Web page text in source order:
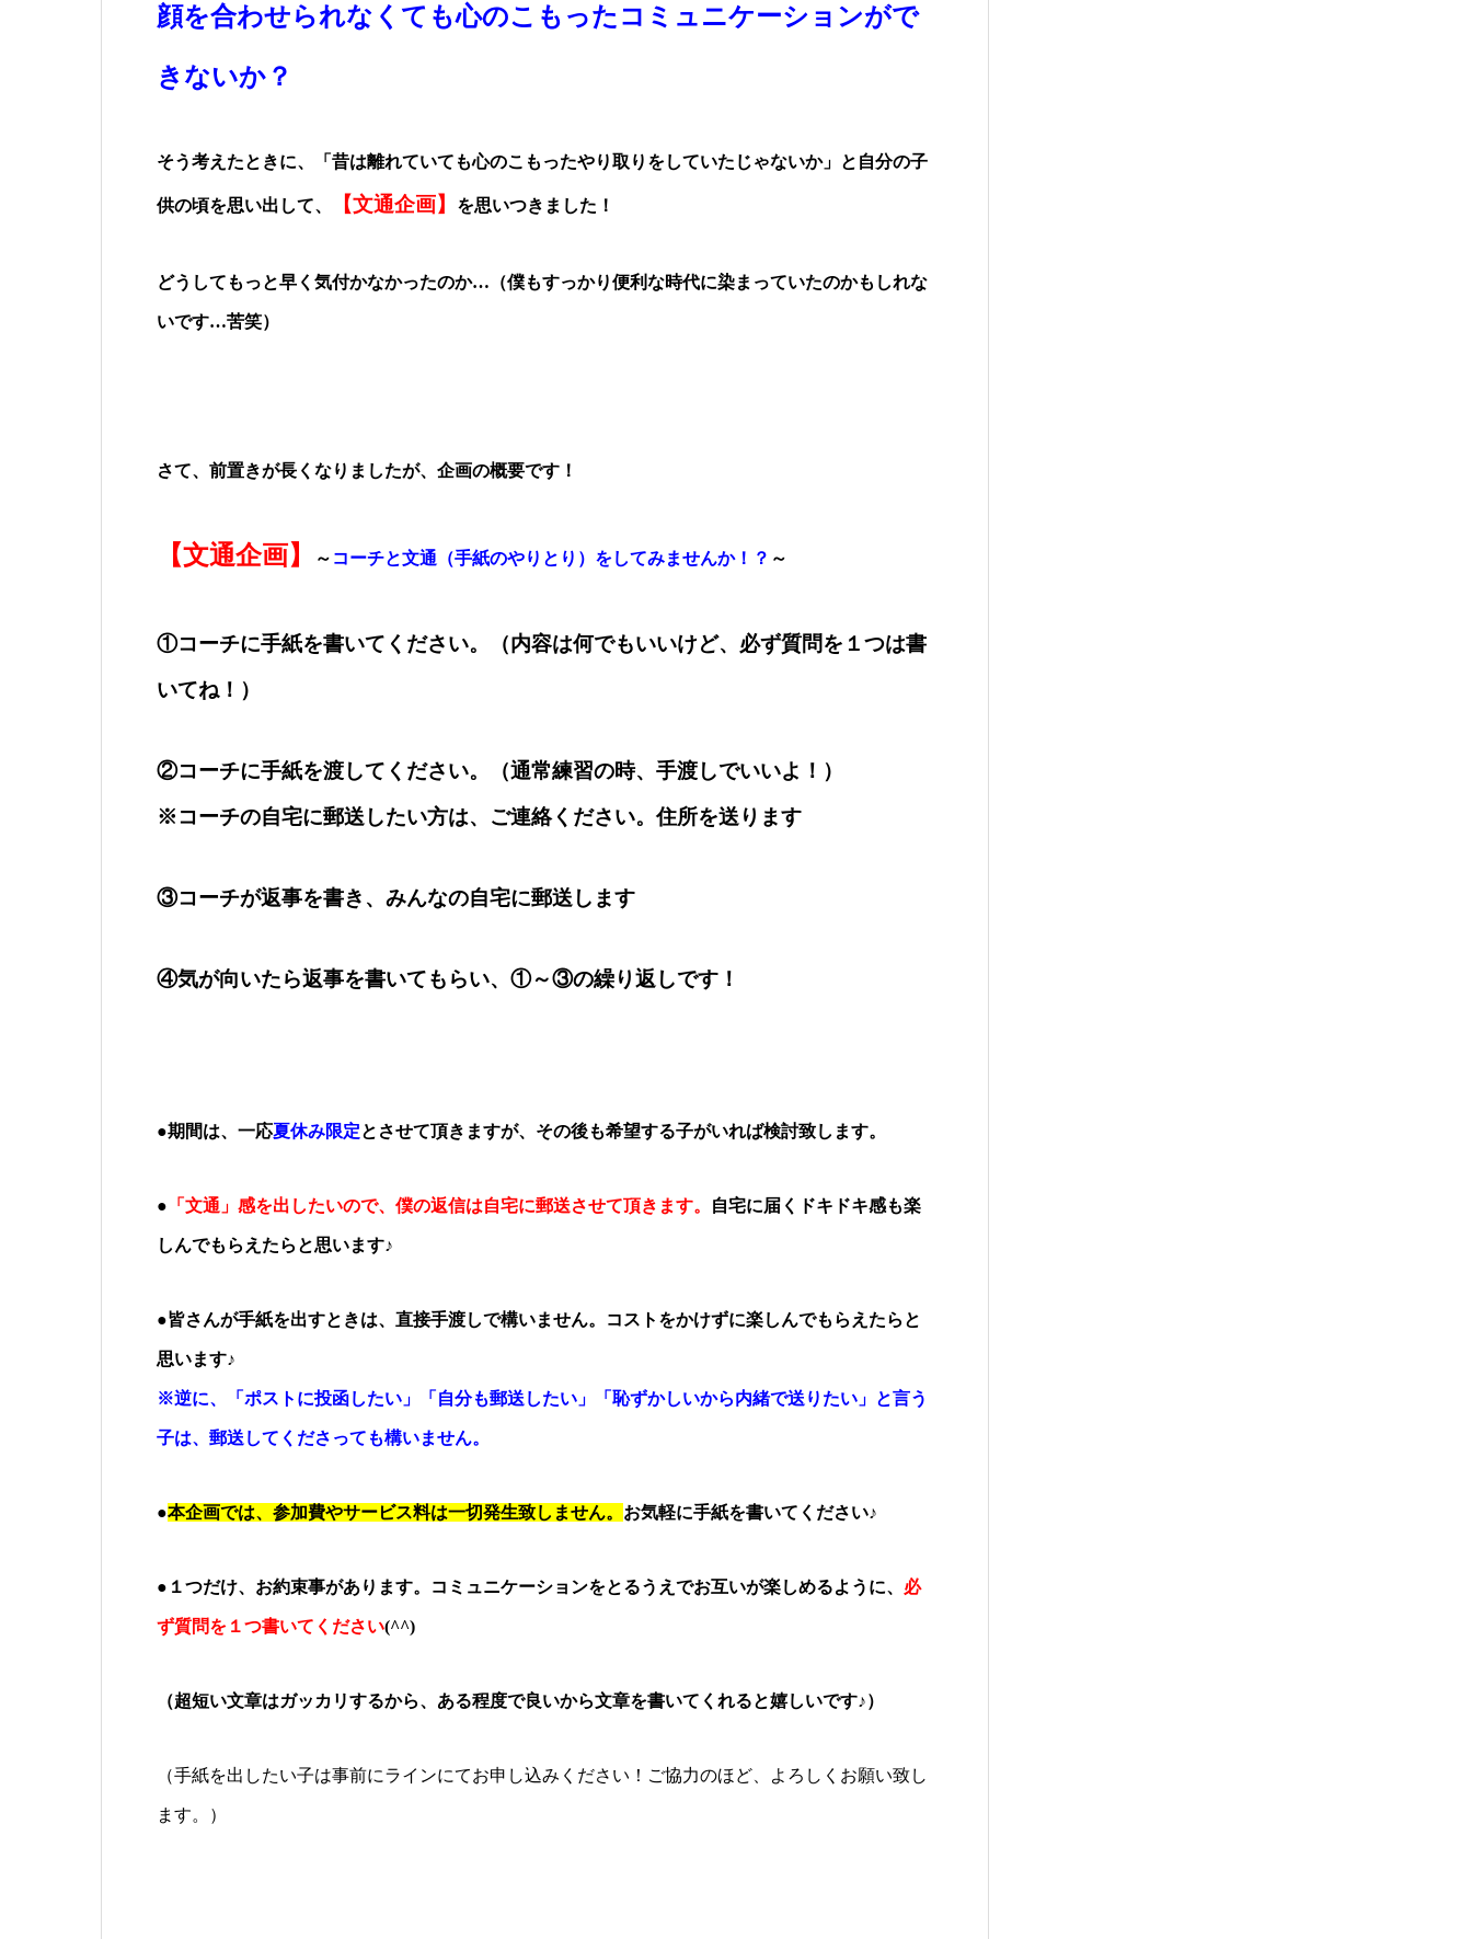
顔を合わせられなくても心のこもったコミュニケーションがで
きないか？
そう考えたときに、「昔は離れていても心のこもったやり取りをしていたじゃないか」と自分の子
供の頃を思い出して、 【文通企画】 を思いつきました！
どうしてもっと早く気付かなかったのか…（僕もすっかり便利な時代に染まっていたのかもしれな
いです…苦笑）
さて、前置きが長くなりましたが、企画の概要です！
【文通企画】 ～ コーチと文通（手紙のやりとり）をしてみませんか！？ ～
①コーチに手紙を書いてください。（内容は何でもいいけど、必ず質問を１つは書
いてね！）
②コーチに手紙を渡してください。（通常練習の時、手渡しでいいよ！）
※コーチの自宅に郵送したい方は、ご連絡ください。住所を送ります
③コーチが返事を書き、みんなの自宅に郵送します
④気が向いたら返事を書いてもらい、①～③の繰り返しです！
●期間は、一応夏休み限定とさせて頂きますが、その後も希望する子がいれば検討致します。
● 「文通」感を出したいので、僕の返信は自宅に郵送させて頂きます。 自宅に届くドキドキ感も楽
しんでもらえたらと思います♪
●皆さんが手紙を出すときは、直接手渡しで構いません。コストをかけずに楽しんでもらえたらと
思います♪
※逆に、「ポストに投函したい」「自分も郵送したい」「恥ずかしいから内緒で送りたい」と言う
子は、郵送してくださっても構いません。
●本企画では、参加費やサービス料は一切発生致しません。 お気軽に手紙を書いてください♪
●１つだけ、お約束事があります。コミュニケーションをとるうえでお互いが楽しめるように、 必
ず質問を１つ書いてください(^^)
（超短い文章はガッカリするから、ある程度で良いから文章を書いてくれると嬉しいです♪）
（手紙を出したい子は事前にラインにてお申し込みください！ご協力のほど、よろしくお願い致し
ます。）